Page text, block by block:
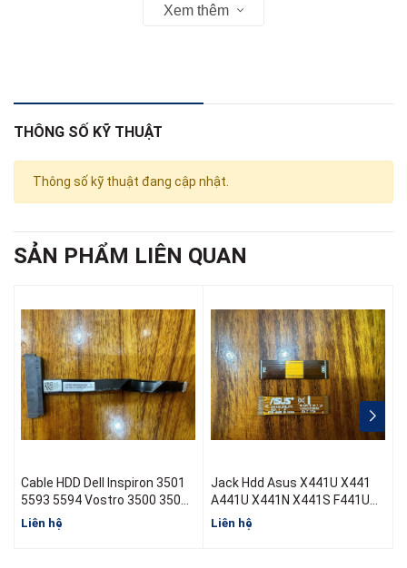
Xem thêm
THÔNG SỐ KỸ THUẬT
Thông số kỹ thuật đang cập nhật.
SẢN PHẨM LIÊN QUAN
Cable HDD Dell Inspiron 3501
5593 5594 Vostro 3500 3501
FDI55 FD155 0DXKT3
NBX0002KX00
Liên hệ
Jack Hdd Asus X441U X441
A441U X441N X441S F441U
R414U X441NC X441SC
X441UV X441UF
Liên hệ